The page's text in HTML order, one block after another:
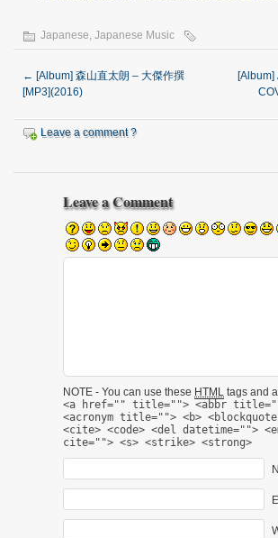
Japanese, Japanese Music
← [Album] 森山直太朗 – 大傑作撰
[MP3](2016)
[Album]
Leave a comment ?
Leave a Comment
NOTE - You can use these HTML tags and
<a href="" title=""> <abbr
<acronym title=""> <b>
<cite> <code> <del datetime="">
cite=""> <s> <strike> <strong>